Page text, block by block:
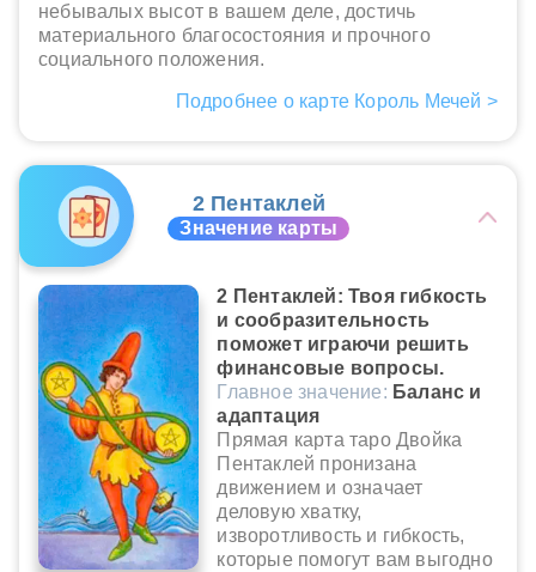
небывалых высот в вашем деле, достичь
материального благосостояния и прочного
социального положения.
Подробнее о карте Король Мечей >
2 Пентаклей
Значение карты
2 Пентаклей: Твоя гибкость
и сообразительность
поможет играючи решить
финансовые вопросы.
Главное значение: Баланс и
адаптация
Прямая карта таро Двойка
Пентаклей пронизана
движением и означает
деловую хватку,
изворотливость и гибкость,
которые помогут вам выгодно